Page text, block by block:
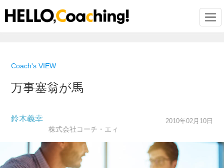
Coach's VIEW
万事塞翁が馬
鈴木義幸
株式会社コーチ・エィ
2010年02月10日